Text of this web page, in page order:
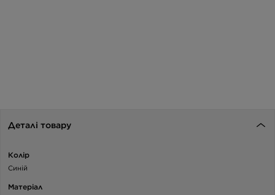
Деталі товару
Колір
Синій
Матеріал